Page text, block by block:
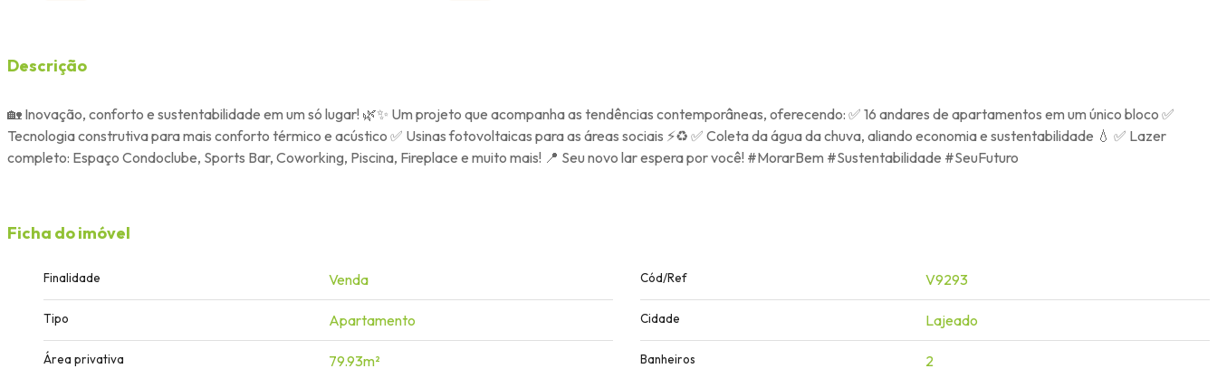
Descrição
🏡 Inovação, conforto e sustentabilidade em um só lugar! 🌿✨ Um projeto que acompanha as tendências contemporâneas, oferecendo: ✅ 16 andares de apartamentos em um único bloco ✅
Tecnologia construtiva para mais conforto térmico e acústico ✅ Usinas fotovoltaicas para as áreas sociais ⚡♻️ ✅ Coleta da água da chuva, aliando economia e sustentabilidade 💧 ✅ Lazer
completo: Espaço Condoclube, Sports Bar, Coworking, Piscina, Fireplace e muito mais! 📍 Seu novo lar espera por você! #MorarBem #Sustentabilidade #SeuFuturo
Ficha do imóvel
Finalidade Venda
Tipo Apartamento
Área privativa 79.93m²
Cód/Ref V9293
Cidade Lajeado
Banheiros 2